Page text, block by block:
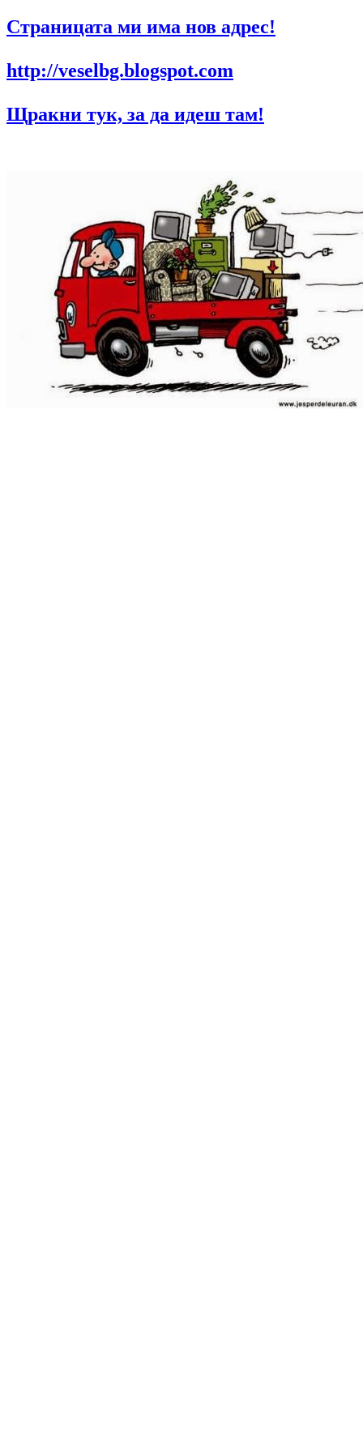
Страницата ми има нов адрес!
http://veselbg.blogspot.com
Щракни тук, за да идеш там!